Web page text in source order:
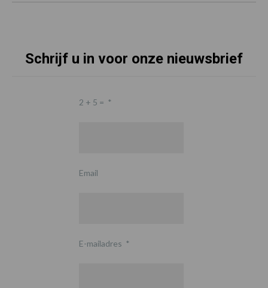
Schrijf u in voor onze nieuwsbrief
2 + 5 = *
Email
E-mailadres *